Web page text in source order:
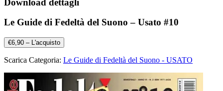
Le Guide di Fedeltà del Suono – Usato #10
€6,90 – L'acquisto
Scarica Categoria: Le Guide di Fedeltà del Suono - USATO